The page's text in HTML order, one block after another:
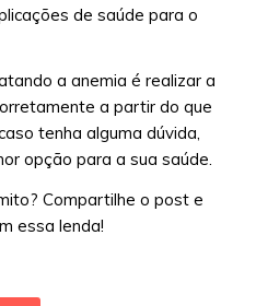
de saúde para o
a anemia é realizar a
a partir do que
tenha alguma dúvida,
opção para a sua saúde.
Compartilhe o post e
essa lenda!